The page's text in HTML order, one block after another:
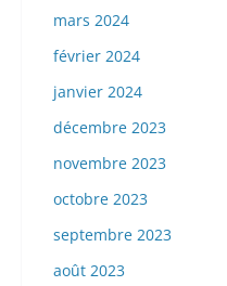
mars 2024
février 2024
janvier 2024
décembre 2023
novembre 2023
octobre 2023
septembre 2023
août 2023